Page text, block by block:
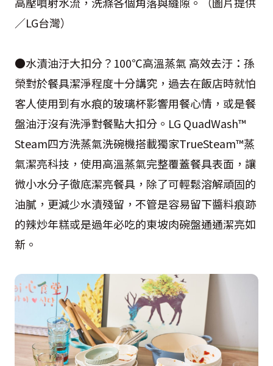
／LG台灣）
●水漬油汙大扣分？100℃高溫蒸氣 高效去汙：孫
榮對於餐具潔淨程度十分講究，過去在飯店時就怕
客人使用到有水痕的玻璃杯影響用餐心情，或是餐
盤油汙沒有洗淨對餐點大扣分。LG QuadWash™
Steam四方洗蒸氣洗碗機搭載獨家TrueSteam™蒸
氣潔亮科技，使用高溫蒸氣完整覆蓋餐具表面，讓
微小水分子徹底潔亮餐具，除了可輕鬆溶解頑固的
油膩，更減少水漬殘留，不管是容易留下醬料痕跡
的辣炒年糕或是過年必吃的東坡肉碗盤通通潔亮如
新。